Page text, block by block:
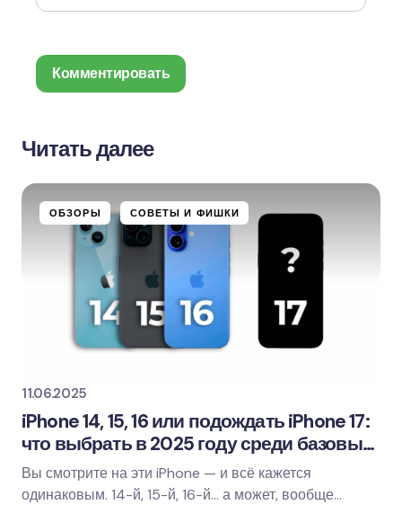
Комментировать
Обязательные поля помечены*
Name *
Email *
Save my name and email in this browser for
Читать далее
ОБЗОРЫ СОВЕТЫ И ФИШКИ
11.06.2025
iPhone 14, 15, 16 или подождать iPhone 17:
что выбрать в 2025 году среди базовых
моделей
Вы смотрите на эти iPhone — и всё кажется
одинаковым. 14-й, 15-й, 16-й… а может, вообще